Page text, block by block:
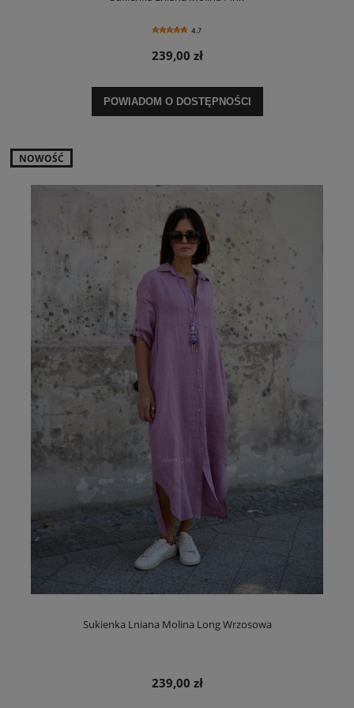
4.7
239,00 zł
POWIADOM O DOSTĘPNOŚCI
Sukienka Lniana Molina Long Wrzosowa
239,00 zł
NOWOŚĆ